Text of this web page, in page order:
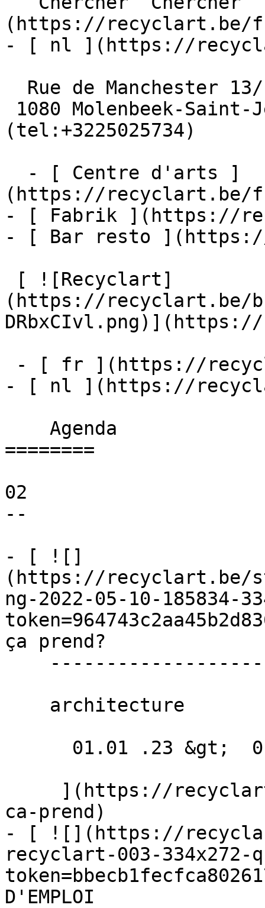
(https://recyclart.be/
- [ nl ](https://
(tel:+3225025734)
(https://recyclart.be/
- [ Fabrik ](https://
- [ Bar resto
(https://recyclart.be/
- [ nl ](https://
========
02
--
- [ ![]
(https://recyclart.be/
ng-2022-05-10-185834-
ça prend?
ca-prend)
- [ ![](https://
recyclart-003-334x272-
D'EMPLOI